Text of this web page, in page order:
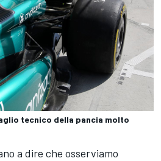
tecnico della pancia molto
a dire che osserviamo